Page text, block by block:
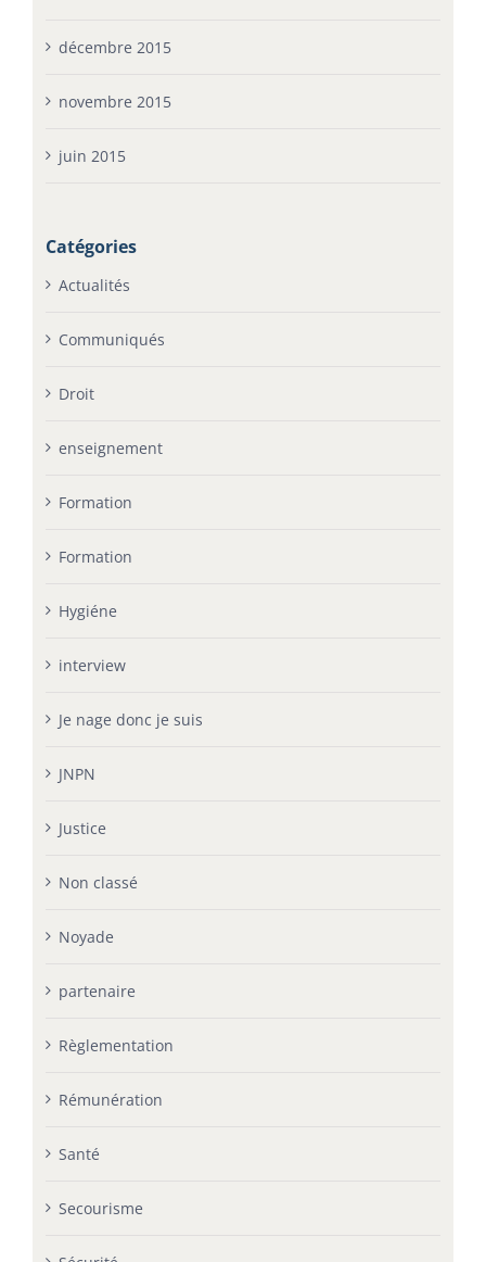
décembre 2015
novembre 2015
juin 2015
Catégories
Actualités
Communiqués
Droit
enseignement
Formation
Formation
Hygiéne
interview
Je nage donc je suis
JNPN
Justice
Non classé
Noyade
partenaire
Règlementation
Rémunération
Santé
Secourisme